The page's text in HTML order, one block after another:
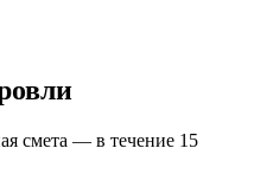
смета — в течение 15